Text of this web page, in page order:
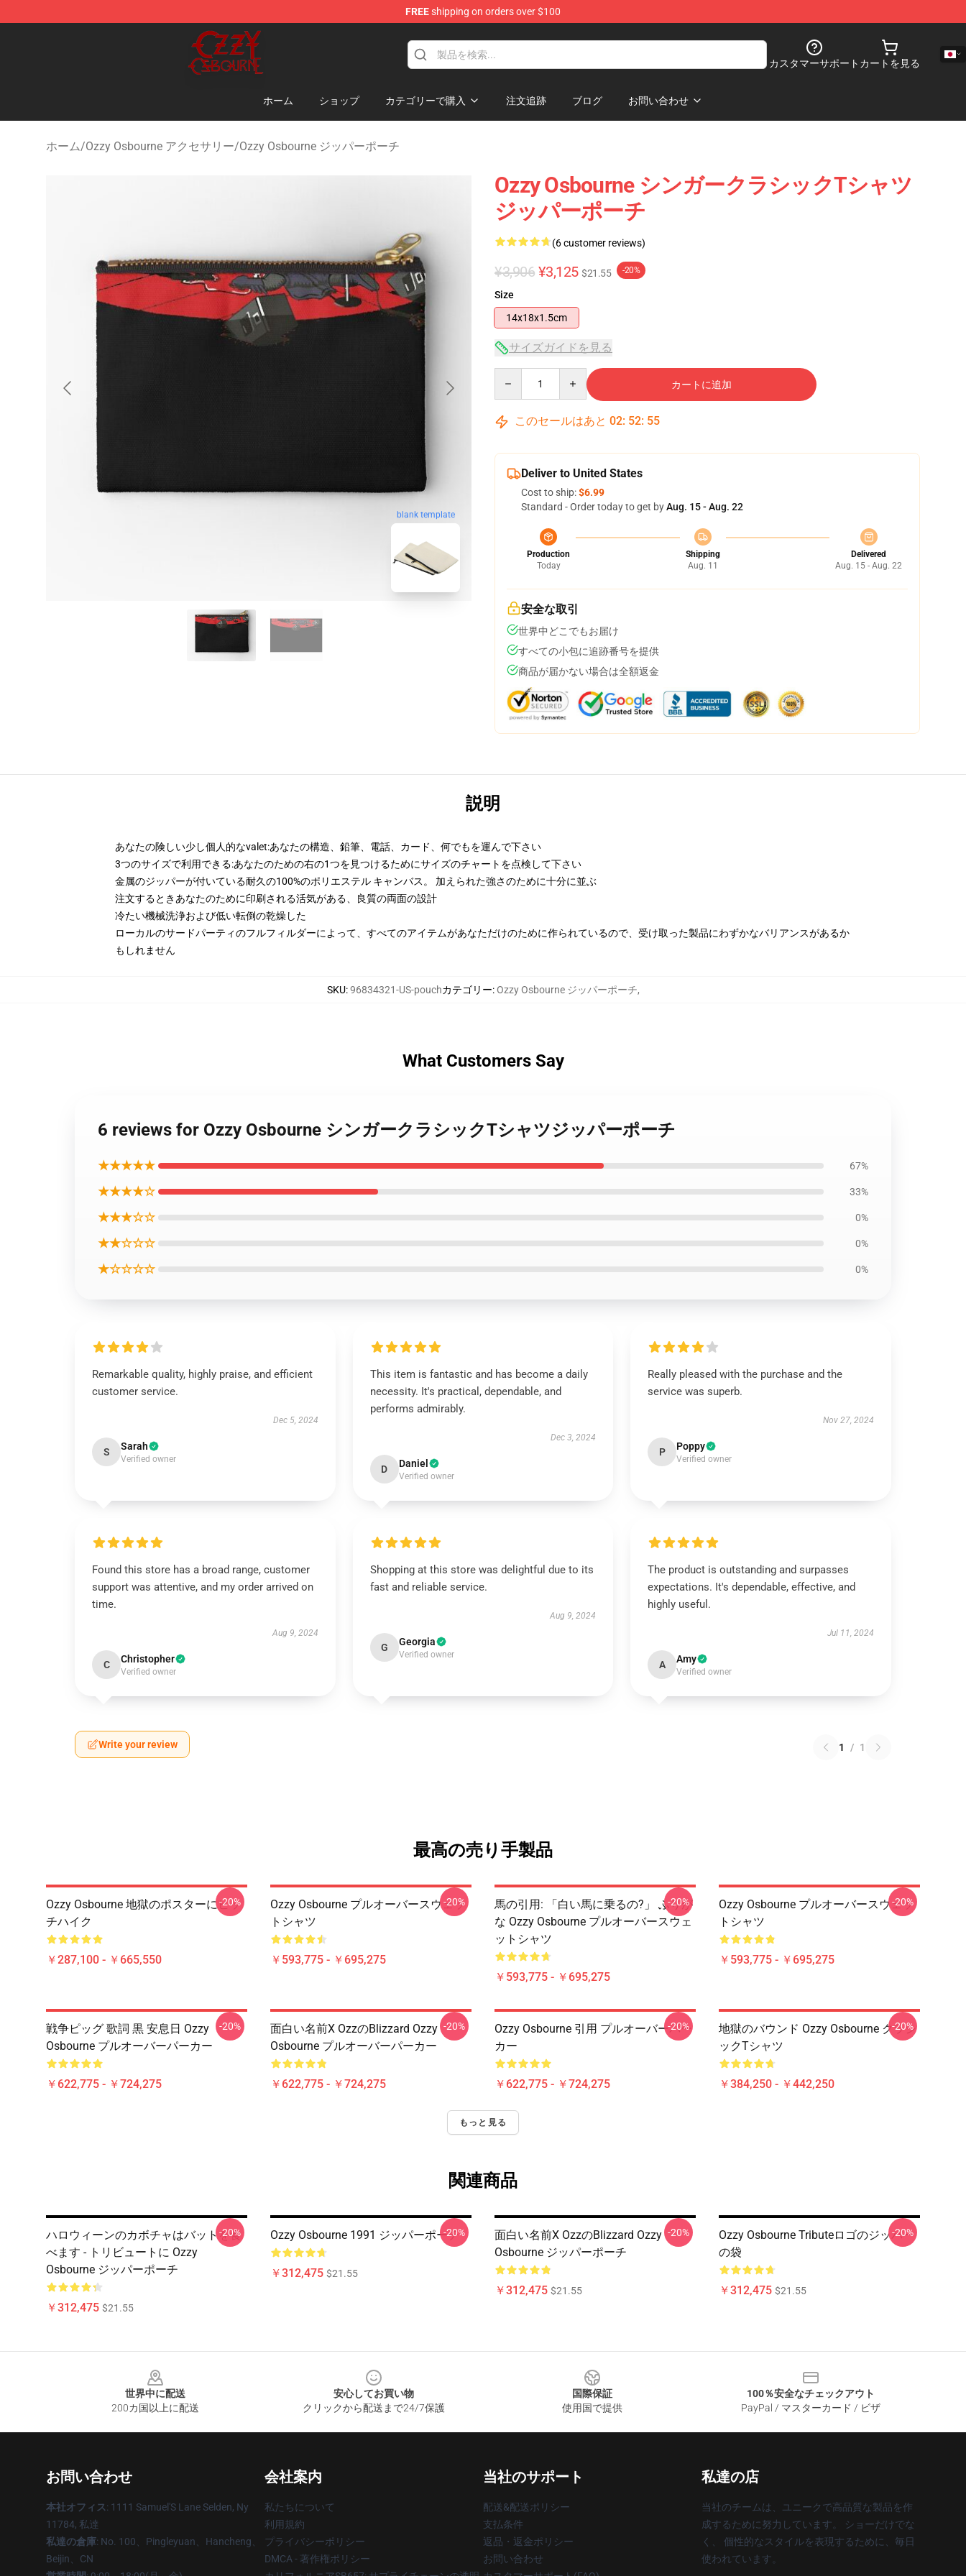
FREEshipping on orders over $100
Ozzy Osbourne Store - Official Ozzy Osbourne Merchandise Shop
カスタマーサポート カートを見る
ホーム ショップ カテゴリーで購入 注文追跡 ブログ お問い合わせ
ホーム/Ozzy Osbourne アクセサリー/Ozzy Osbourne ジッパーポーチ
blank template
Ozzy Osbourne シンガークラシックTシャツ
ジッパーポーチ
(6 customer reviews)
¥3,906 ¥3,125 $21.55 -20%
Size
14x18x1.5cm
サイズガイドを見る
カートに追加
このセールはあと 02: 52: 54
Deliver to United States
Cost to ship:$6.99
Standard - Order today to get byAug. 15 - Aug. 22
Production
Today
Shipping
Aug. 11
Delivered
Aug. 15 - Aug. 22
安全な取引
世界中どこでもお届け
すべての小包に追跡番号を提供
商品が届かない場合は全額返金
説明
あなたの険しい少し個人的なvalet:あなたの構造、鉛筆、電話、カード、何でもを運んで下さい
3つのサイズで利用できる:あなたのための右の1つを見つけるためにサイズのチャートを点検して下さい
金属のジッパーが付いている耐久の100%のポリエステル キャンバス。 加えられた強さのために十分に並ぶ
注文するときあなたのために印刷される活気がある、良質の両面の設計
冷たい機械洗浄および低い転倒の乾燥した
ローカルのサードパーティのフルフィルダーによって、すべてのアイテムがあなただけのために作られているので、受け取った製品にわずかなバリアンスがあるか
もしれません
SKU:96834321-US-pouchカテゴリー:Ozzy Osbourne ジッパーポーチ,
What Customers Say
6 reviews for Ozzy Osbourne シンガークラシックTシャツジッパーポーチ
★★★★★ 67%
★★★★☆ 33%
★★★☆☆ 0%
★★☆☆☆ 0%
★☆☆☆☆ 0%
Remarkable quality, highly praise, and efficient
customer service.
Dec 5, 2024
S Sarah
Verified owner
This item is fantastic and has become a daily
necessity. It's practical, dependable, and
performs admirably.
Dec 3, 2024
D Daniel
Verified owner
Really pleased with the purchase and the
service was superb.
Nov 27, 2024
P Poppy
Verified owner
Found this store has a broad range, customer
support was attentive, and my order arrived on
time.
Aug 9, 2024
C Christopher
Verified owner
Shopping at this store was delightful due to its
fast and reliable service.
Aug 9, 2024
G Georgia
Verified owner
The product is outstanding and surpasses
expectations. It's dependable, effective, and
highly useful.
Jul 11, 2024
A Amy
Verified owner
Write your review 1 / 1
最高の売り手製品
Ozzy Osbourne 地獄のポスターにヒッ
チハイク
￥287,100 - ￥665,550
-20%
Ozzy Osbourne プルオーバースウェッ
トシャツ
￥593,775 - ￥695,275
-20%
馬の引用: 「白い馬に乗るの?」 ふりが
な Ozzy Osbourne プルオーバースウェ
ットシャツ
￥593,775 - ￥695,275
-20%
Ozzy Osbourne プルオーバースウェッ
トシャツ
￥593,775 - ￥695,275
-20%
戦争ピッグ 歌詞 黒 安息日 Ozzy
Osbourne プルオーバーパーカー
￥622,775 - ￥724,275
-20%
面白い名前x OzzのBlizzard Ozzy
Osbourne プルオーバーパーカー
￥622,775 - ￥724,275
-20%
Ozzy Osbourne 引用 プルオーバーパー
カー
￥622,775 - ￥724,275
-20%
地獄のバウンド Ozzy Osbourne クラシ
ックTシャツ
￥384,250 - ￥442,250
-20%
もっと見る
関連商品
ハロウィーンのカボチャはバットを食
べます - トリビュートに Ozzy
Osbourne ジッパーポーチ
￥312,475 $21.55
-20% Ozzy Osbourne 1991 ジッパーポーチ
￥312,475 $21.55
-20%
面白い名前x OzzのBlizzard Ozzy
Osbourne ジッパーポーチ
￥312,475 $21.55
-20%
Ozzy Osbourne Tributeロゴのジッパー
の袋
￥312,475 $21.55
-20%
世界中に配送
200カ国以上に配送
安心してお買い物
クリックから配送まで24/7保護
国際保証
使用国で提供
100％安全なチェックアウト
PayPal / マスターカード / ビザ
お問い合わせ
本社オフィス: 1111 Samuel'S Lane Selden, Ny
11784, 私達
私達の倉庫: No. 100、Pingleyuan、Hancheng、
Beijin、CN
会社案内
私たちについて
利用規約
プライバシーポリシー
DMCA - 著作権ポリシー
当社のサポート
配送&配送ポリシー
支払条件
返品・返金ポリシー
お問い合わせ
私達の店
当社のチームは、ユニークで高品質な製品を作
成するために努力しています。 ショーだけでな
く、 個性的なスタイルを表現するために、毎日
使われています。